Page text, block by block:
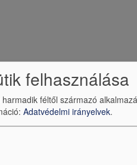
felhasználása
féltől származó
Adatvédelmi irányelvek.